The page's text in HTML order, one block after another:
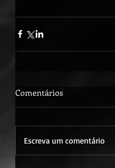
Comentários
Escreva um comentário